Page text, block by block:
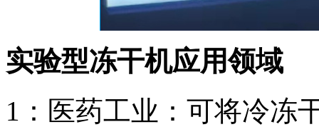
实验型冻干机应用领域
1：医药工业：可将冷冻